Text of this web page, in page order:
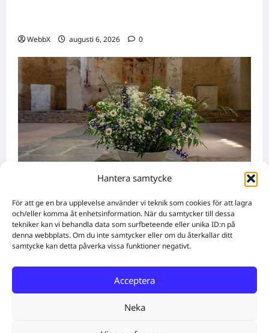
Hantera samtycke
För att ge en bra upplevelse använder vi teknik som cookies för att lagra
och/eller komma åt enhetsinformation. När du samtycker till dessa
tekniker kan vi behandla data som surfbeteende eller unika ID:n på
denna webbplats. Om du inte samtycker eller om du återkallar ditt
samtycke kan detta påverka vissa funktioner negativt.
Acceptera
Neka
WebbX augusti 6, 2026 0
Idag gratulerar vi Ulrik och Alrik!
WebbX augusti 5, 2026 0
Subscribe
Free QR Code Generator